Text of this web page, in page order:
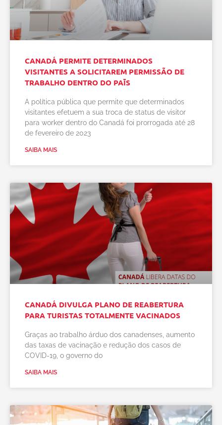
CANADÁ PERMITE DETERMINADOS
VISITANTES A SOLICITAREM PERMISSÃO DE
TRABALHO DENTRO DO PAĪS
A política pública que permite que determinados
visitantes efetuem a sua troca de status de visitor
para worker dentro do Canadá foi prorrogada até 28
de fevereiro de 2023
SAIBA MAIS
CANADÁ DIVULGA PLANO DE REABERTURA
PARA TURISTAS TOTALMENTE VACINADOS
Graças ao trabalho árduo dos canadenses, aumento
das taxas de vacinação e redução dos casos de
COVID-19, o governo do
SAIBA MAIS